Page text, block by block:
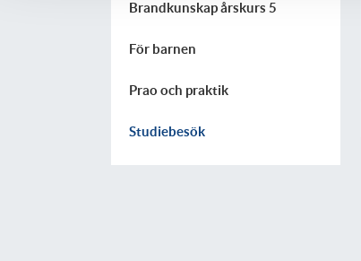
Brandkunskap årskurs 5
För barnen
Prao och praktik
Studiebesök